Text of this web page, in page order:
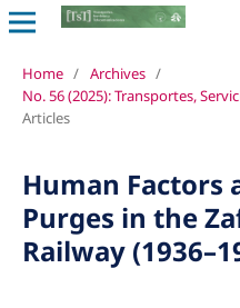
Home / Archives /
No. 56 (2025): Transportes,
Articles
Human Factors
Purges in the
Railway